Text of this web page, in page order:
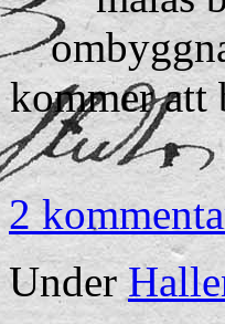
kommer att
2
Under